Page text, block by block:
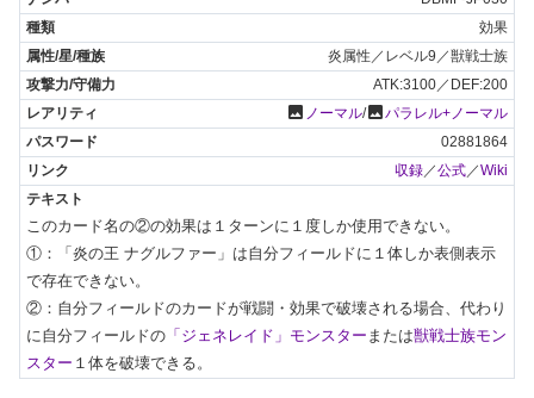
効果
炎属性／レベル9／獣戦士族
ATK:3100／DEF:200
photo ノーマル/photoパラレル+ノーマル
02881864
収録／公式／Wiki
このカード名の②の効果は１ターンに１度しか使用できない。
①：「炎の王 ナグルファー」は自分フィールドに１体しか表側表示
で存在できない。
②：自分フィールドのカードが戦闘・効果で破壊される場合、代わり
に自分フィールドの 「ジェネレイド」モンスター または獣戦士族モン
スター １体を破壊できる。